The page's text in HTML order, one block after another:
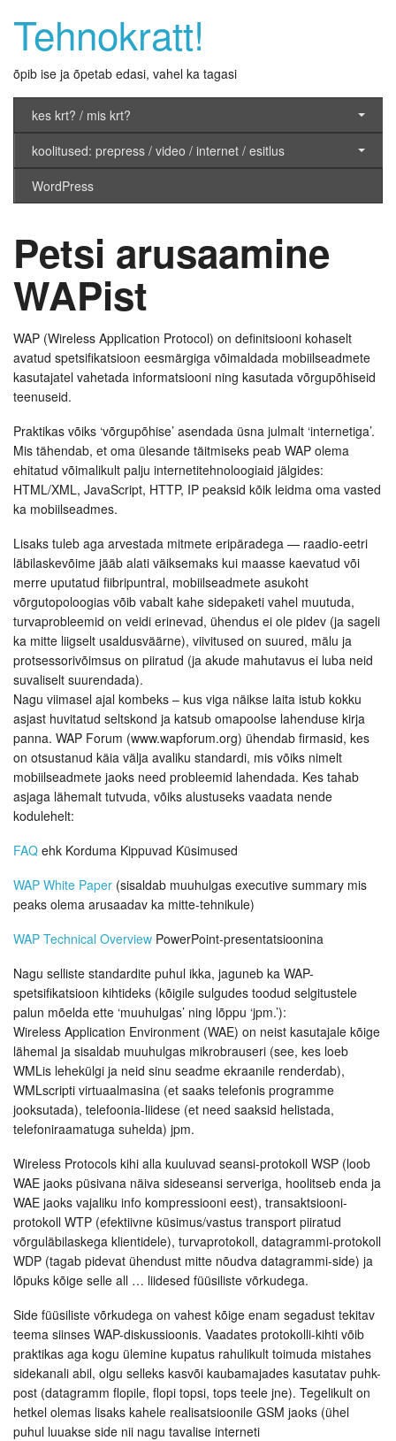
Tehnokratt!
õpib ise ja õpetab edasi, vahel ka tagasi
kes krt? / mis krt?
koolitused: prepress / video / internet / esitlus
WordPress
Petsi arusaamine
WAPist
WAP (Wireless Application Protocol) on definitsiooni kohaselt
avatud spetsifikatsioon eesmärgiga võimaldada mobiilseadmete
kasutajatel vahetada informatsiooni ning kasutada võrgupõhiseid
teenuseid.
Praktikas võiks ‘võrgupõhise’ asendada üsna julmalt ‘internetiga’.
Mis tähendab, et oma ülesande täitmiseks peab WAP olema
ehitatud võimalikult palju internetitehnoloogiaid jälgides:
HTML/XML, JavaScript, HTTP, IP peaksid kõik leidma oma vasted
ka mobiilseadmes.
Lisaks tuleb aga arvestada mitmete eripäradega — raadio-eetri
läbilaskevõime jääb alati väiksemaks kui maasse kaevatud või
merre uputatud fiibripuntral, mobiilseadmete asukoht
võrgutopoloogias võib vabalt kahe sidepaketi vahel muutuda,
turvaprobleemid on veidi erinevad, ühendus ei ole pidev (ja sageli
ka mitte liigselt usaldusväärne), viivitused on suured, mälu ja
protsessorivõimsus on piiratud (ja akude mahutavus ei luba neid
suvaliselt suurendada).
Nagu viimasel ajal kombeks – kus viga näikse laita istub kokku
asjast huvitatud seltskond ja katsub omapoolse lahenduse kirja
panna. WAP Forum (www.wapforum.org) ühendab firmasid, kes
on otsustanud käia välja avaliku standardi, mis võiks nimelt
mobiilseadmete jaoks need probleemid lahendada. Kes tahab
asjaga lähemalt tutvuda, võiks alustuseks vaadata nende
kodulehelt:
FAQ ehk Korduma Kippuvad Küsimused
WAP White Paper (sisaldab muuhulgas executive summary mis
peaks olema arusaadav ka mitte-tehnikule)
WAP Technical Overview PowerPoint-presentatsioonina
Nagu selliste standardite puhul ikka, jaguneb ka WAP-
spetsifikatsioon kihtideks (kõigile sulgudes toodud selgitustele
palun mõelda ette ‘muuhulgas’ ning lõppu ‘jpm.’):
Wireless Application Environment (WAE) on neist kasutajale kõige
lähemal ja sisaldab muuhulgas mikrobrauseri (see, kes loeb
WMLis lehekülgi ja neid sinu seadme ekraanile renderdab),
WMLscripti virtuaalmasina (et saaks telefonis programme
jooksutada), telefoonia-liidese (et need saaksid helistada,
telefoniraamatuga suhelda) jpm.
Wireless Protocols kihi alla kuuluvad seansi-protokoll WSP (loob
WAE jaoks püsivana näiva sideseansi serveriga, hoolitseb enda ja
WAE jaoks vajaliku info kompressiooni eest), transaktsiooni-
protokoll WTP (efektiivne küsimus/vastus transport piiratud
võrguläbilaskega klientidele), turvaprotokoll, datagrammi-protokoll
WDP (tagab pidevat ühendust mitte nõudva datagrammi-side) ja
lõpuks kõige selle all … liidesed füüsiliste võrkudega.
Side füüsiliste võrkudega on vahest kõige enam segadust tekitav
teema siinses WAP-diskussioonis. Vaadates protokolli-kihti võib
praktikas aga kogu ülemine kupatus rahulikult toimuda mistahes
sidekanali abil, olgu selleks kasvõi kaubamajades kasutatav puhk-
post (datagramm flopile, flopi topsi, tops teele jne). Tegelikult on
hetkel olemas lisaks kahele realisatsioonile GSM jaoks (ühel
puhul luuakse side nii nagu tavalise interneti